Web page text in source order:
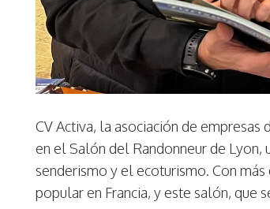
CV Activa, la asociación de
en el Salón del Randonneur de Lyon,
senderismo y el ecoturismo. Con
popular en Francia, y este salón, que